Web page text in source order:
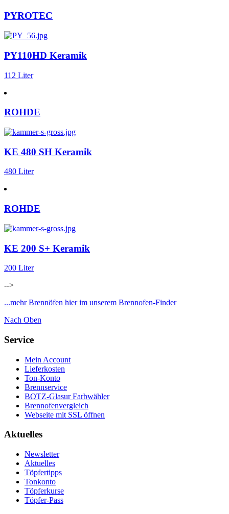
PYROTEC
PY110HD Keramik
112 Liter
ROHDE
KE 480 SH Keramik
480 Liter
ROHDE
KE 200 S+ Keramik
200 Liter
-->
...mehr Brennöfen hier im unserem Brennofen-Finder
Nach Oben
Service
Mein Account
Lieferkosten
Ton-Konto
Brennservice
BOTZ-Glasur Farbwähler
Brennofenvergleich
Webseite mit SSL öffnen
Aktuelles
Newsletter
Aktuelles
Töpfertipps
Tonkonto
Töpferkurse
Töpfer-Pass